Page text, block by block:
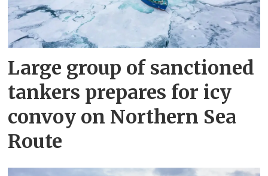
Large group of sanctioned
tankers prepares for icy
convoy on Northern Sea
Route